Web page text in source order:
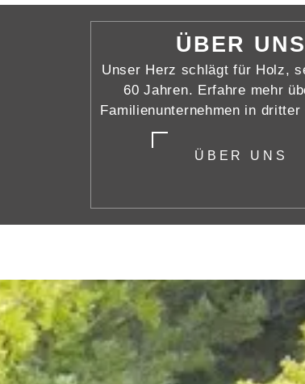
ÜBER UNS
Unser Herz schlägt für Holz,
60 Jahren. Erfahre mehr
Familienunternehmen in dritter
ÜBER UNS